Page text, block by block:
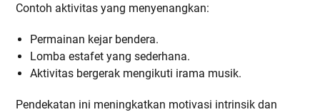
Contoh aktivitas yang menyenangkan:
Permainan kejar bendera.
Lomba estafet yang sederhana.
Aktivitas bergerak mengikuti irama musik.
Pendekatan ini meningkatkan motivasi intrinsik dan